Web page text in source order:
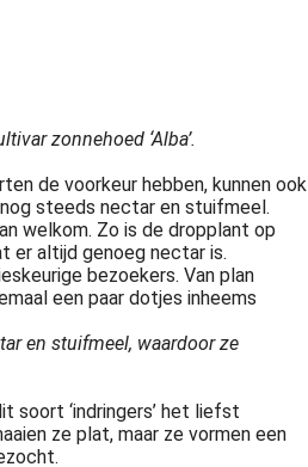
zonnehoed ‘Alba’.
de voorkeur hebben, kunnen ook
steeds nectar en stuifmeel.
welkom. Zo is de dropplant op
er altijd genoeg nectar is.
bezoekers. Van plan
een paar dotjes inheems
en stuifmeel, waardoor ze
soort ‘indringers’ het liefst
ze plat, maar ze vormen een